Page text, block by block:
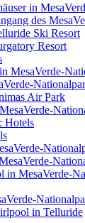
in
des
Ski Resort
Resort
MesaVerde-
Air Park
Hotels
in MesaVerde-
in Telluride